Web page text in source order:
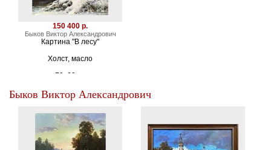
150 400 р.
Быков Виктор Александрович
Картина "В лесу"
Холст, масло
70х60 см
Быков Виктор Александрович